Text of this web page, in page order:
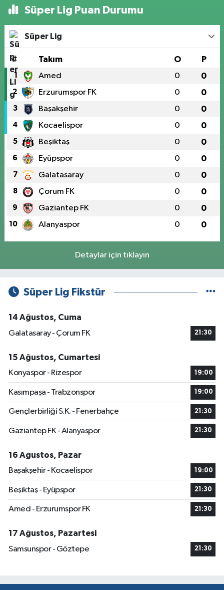
Süper Lig Puan Durumu
Süper Lig
# Takım O P
1 Amed 0 0
2 Erzurumspor FK 0 0
3 Başakşehir 0 0
4 Kocaelispor 0 0
5 Beşiktaş 0 0
6 Eyüpspor 0 0
7 Galatasaray 0 0
8 Çorum FK 0 0
9 Gaziantep FK 0 0
10 Alanyaspor 0 0
Detaylar için tıklayın
Süper Lig Fikstür
14 Ağustos, Cuma
Galatasaray - Çorum FK
21:30
15 Ağustos, Cumartesi
Konyaspor - Rizespor
19:00
Kasımpaşa - Trabzonspor 19:00
Gençlerbirliği S.K. - Fenerbahçe 21:30
Gaziantep FK - Alanyaspor 21:30
16 Ağustos, Pazar
Başakşehir - Kocaelispor
19:00
Beşiktaş - Eyüpspor 21:30
Amed - Erzurumspor FK 21:30
17 Ağustos, Pazartesi
Samsunspor - Göztepe
21:30